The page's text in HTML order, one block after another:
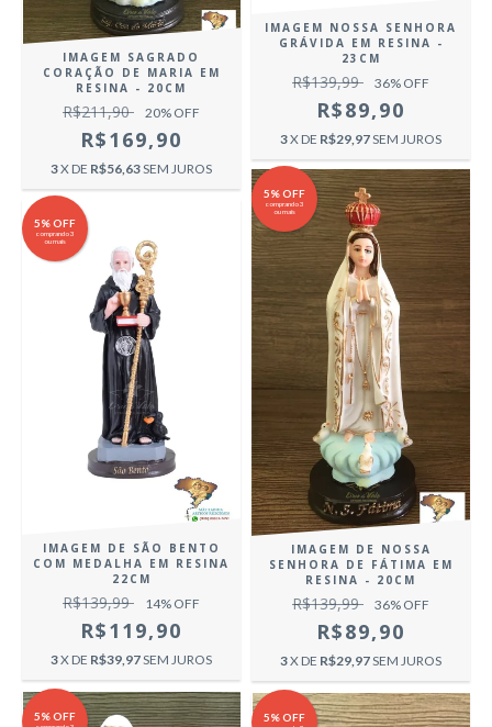
IMAGEM SAGRADO
CORAÇÃO DE MARIA EM
RESINA - 20CM
R$211,90 20% OFF
R$169,90
3X DE R$56,63SEM JUROS
IMAGEM NOSSA SENHORA
GRÁVIDA EM RESINA -
23CM
R$139,99 36% OFF
R$89,90
3X DE R$29,97SEM JUROS
5% OFF
comprando 3
ou mais
IMAGEM DE SÃO BENTO
COM MEDALHA EM RESINA
22CM
R$139,99 14% OFF
R$119,90
3X DE R$39,97SEM JUROS
5% OFF
comprando 3
ou mais
IMAGEM DE NOSSA
SENHORA DE FÁTIMA EM
RESINA - 20CM
R$139,99 36% OFF
R$89,90
3X DE R$29,97SEM JUROS
5% OFF 5% OFF